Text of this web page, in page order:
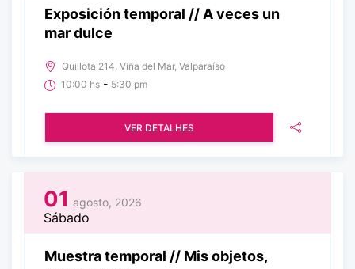
Exposición temporal // A veces un
mar dulce
Quillota 214, Viña del Mar, Valparaíso
10:00 hs - 5:30 pm
VER DETALHES
01 agosto, 2026
Sábado
Muestra temporal // Mis objetos,